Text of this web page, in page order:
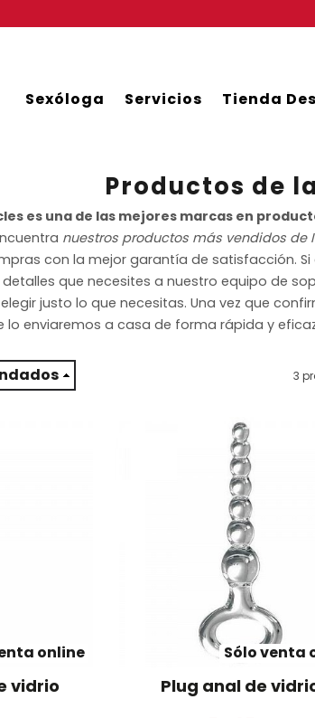
Sexóloga Servicios Tienda
Productos de
es una de las mejores marcas en
nuestros productos más vendidos de
con la mejor garantía de satisfacción.
detalles que necesites a nuestro equipo de
justo lo que necesitas. Una vez que
lo enviaremos a casa de forma rápida y
3
online
vidrio
Sólo venta
Plug anal de